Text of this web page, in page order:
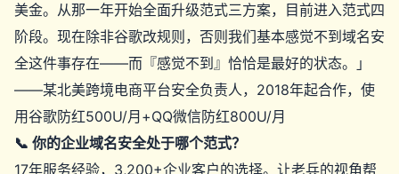
美金。从那一年开始全面升级范式三方案，目前进入范式四
阶段。现在除非谷歌改规则，否则我们基本感觉不到域名安
全这件事存在——而『感觉不到』恰恰是最好的状态。」
——某北美跨境电商平台安全负责人，2018年起合作，使
用谷歌防红500U/月+QQ微信防红800U/月
📞 你的企业域名安全处于哪个范式？
17年服务经验，3,200+企业客户的选择。让老兵的视角帮